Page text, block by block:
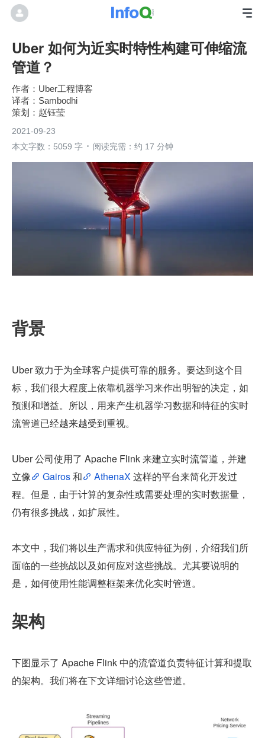
Uber 如何为近实时特性构建可伸缩流
管道？
Uber工程博客
Sambodhi
赵钰莹
2021-09-23
本文字数：5059 字
阅读完需：约 17 分钟
背景
Uber 致力于为全球客户提供可靠的服务。要达到这个目
标，我们很大程度上依靠机器学习来作出明智的决定，如
预测和增益。所以，用来产生机器学习数据和特征的实时
流管道已经越来越受到重视。
Uber 公司使用了 Apache Flink 来建立实时流管道，并建
立像
Gairos 和 AthenaX 这样的平台来简化开发过
程。但是，由于计算的复杂性或需要处理的实时数据量，
仍有很多挑战，如扩展性。
本文中，我们将以生产需求和供应特征为例，介绍我们所
面临的一些挑战以及如何应对这些挑战。尤其要说明的
是，如何使用性能调整框架来优化实时管道。
架构
下图显示了 Apache Flink 中的流管道负责特征计算和提取
的架构。我们将在下文详细讨论这些管道。